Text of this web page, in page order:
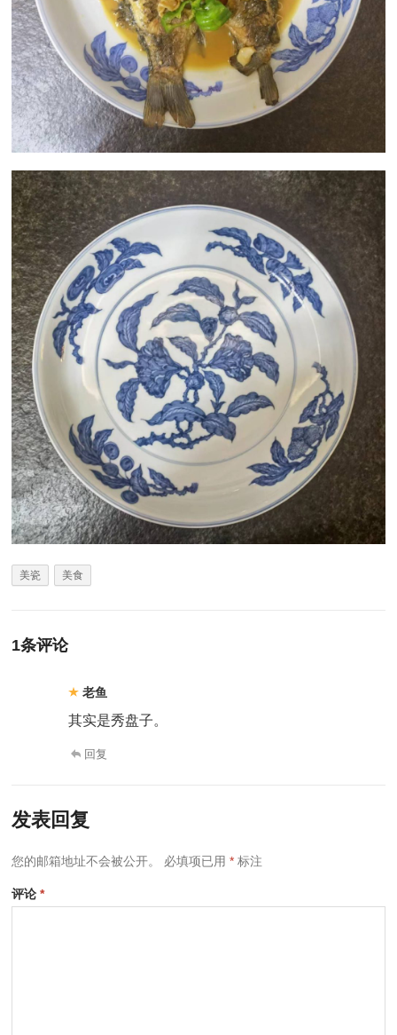
美瓷 美食
1条评论
老鱼
其实是秀盘子。
回复
发表回复
您的邮箱地址不会被公开。 必填项已用* 标注
评论*